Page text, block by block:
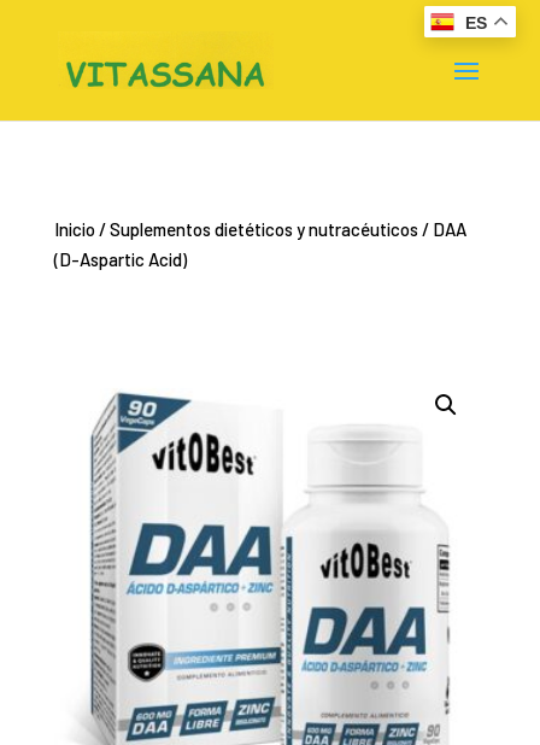
Inicio/Suplementos dietéticos y nutracéuticos / DAA
(D-Aspartic Acid)
ES